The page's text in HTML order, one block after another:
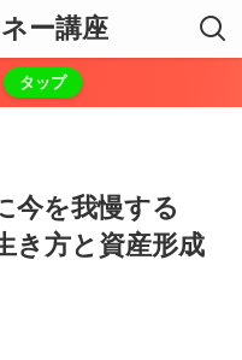
ー講座
タップ
今を我慢する
き方と資産形成